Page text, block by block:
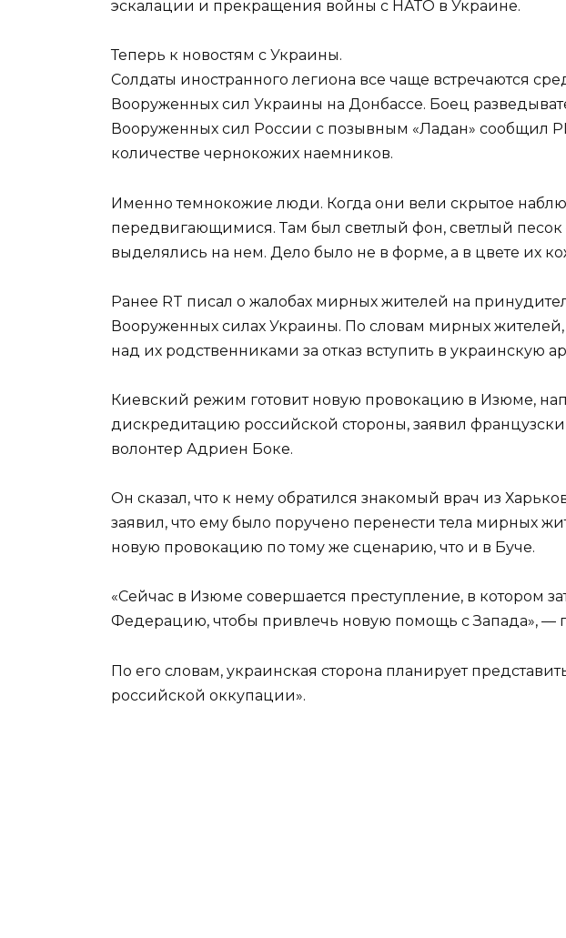
эскалации и прекращения войны с НАТО в Украине.
Теперь к новостям с Украины.
Солдаты иностранного легиона все чаще встречаются
Вооруженных сил Украины на Донбассе. Боец
Вооруженных сил России с позывным «Ладан» сообщил
количестве чернокожих наемников.
Именно темнокожие люди. Когда они вели скрытое
передвигающимися. Там был светлый фон, светлый
выделялись на нем. Дело было не в форме, а в цвете их
Ранее RT писал о жалобах мирных жителей на
Вооруженных силах Украины. По словам мирных
над их родственниками за отказ вступить в украинскую
Киевский режим готовит новую провокацию в Изюме,
дискредитацию российской стороны, заявил
волонтер Адриен Боке.
Он сказал, что к нему обратился знакомый врач из
заявил, что ему было поручено перенести тела мирных
новую провокацию по тому же сценарию, что и в Буче.
«Сейчас в Изюме совершается преступление, в котором
Федерацию, чтобы привлечь новую помощь с Запада», —
По его словам, украинская сторона планирует
российской оккупации».